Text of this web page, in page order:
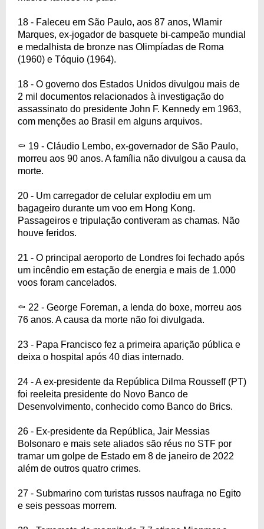
18 - Faleceu em São Paulo, aos 87 anos, Wlamir
Marques, ex-jogador de basquete bi-campeão mundial
e medalhista de bronze nas Olimpíadas de Roma
(1960) e Tóquio (1964).
18 - O governo dos Estados Unidos divulgou mais de
2 mil documentos relacionados à investigação do
assassinato do presidente John F. Kennedy em 1963,
com menções ao Brasil em alguns arquivos.
⚰️ 19 - Cláudio Lembo, ex-governador de São Paulo,
morreu aos 90 anos. A família não divulgou a causa da
morte.
20 - Um carregador de celular explodiu em um
bagageiro durante um voo em Hong Kong.
Passageiros e tripulação contiveram as chamas. Não
houve feridos.
21 - O principal aeroporto de Londres foi fechado após
um incêndio em estação de energia e mais de 1.000
voos foram cancelados.
⚰️ 22 - George Foreman, a lenda do boxe, morreu aos
76 anos. A causa da morte não foi divulgada.
23 - Papa Francisco fez a primeira aparição pública e
deixa o hospital após 40 dias internado.
24 - A ex-presidente da República Dilma Rousseff (PT)
foi reeleita presidente do Novo Banco de
Desenvolvimento, conhecido como Banco do Brics.
26 - Ex-presidente da República, Jair Messias
Bolsonaro e mais sete aliados são réus no STF por
tramar um golpe de Estado em 8 de janeiro de 2022
além de outros quatro crimes.
27 - Submarino com turistas russos naufraga no Egito
e seis pessoas morrem.